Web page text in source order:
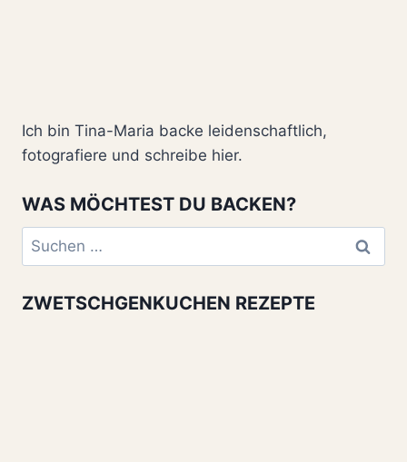
Ich bin Tina-Maria backe leidenschaftlich,
fotografiere und schreibe hier.
WAS MÖCHTEST DU BACKEN?
Suchen
nach:
ZWETSCHGENKUCHEN REZEPTE